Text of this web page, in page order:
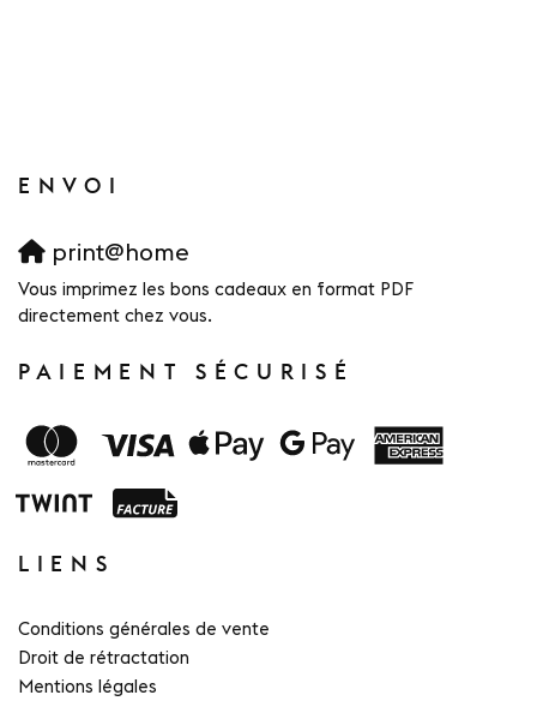
ENVOI
print@home
Vous imprimez les bons cadeaux en format PDF
directement chez vous.
PAIEMENT SÉCURISÉ
LIENS
Conditions générales de vente
Droit de rétractation
Mentions légales